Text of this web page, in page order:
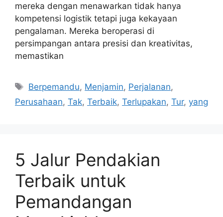
mereka dengan menawarkan tidak hanya
kompetensi logistik tetapi juga kekayaan
pengalaman. Mereka beroperasi di
persimpangan antara presisi dan kreativitas,
memastikan
Tags
Berpemandu, Menjamin, Perjalanan,
Perusahaan, Tak, Terbaik, Terlupakan, Tur, yang
5 Jalur Pendakian
Terbaik untuk
Pemandangan